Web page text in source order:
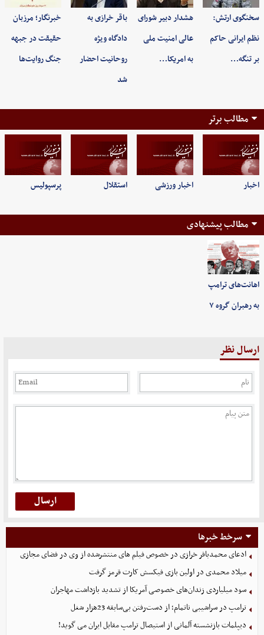
سخنگوی ارتش:
نظم ایرانی حاکم
بر تنگه…
هشدار دبیر شورای
عالی امنیت ملی
به امریکا…
باقر خرازی به
دادگاه ویژه
روحانیت احضار
شد
خبرنگار؛ مرزبان
حقیقت در جبهه
جنگ روایت‌ها
مطالب برتر
اخبار اخبار ورزشی استقلال پرسپولیس
مطالب پیشنهادی
اهانت‌های ترامپ
به رهبران گروه ۷
ارسال نظر
سرخط خبرها
ادعای محمدباقر خرازی در خصوص فیلم های منتشرشده از وی در فضای مجازی
میلاد محمدی در اولین بازی فیکسش کارت قرمز گرفت
سود میلیاردی زندان‌های خصوصی آمریکا از تشدید بازداشت مهاجران
ترامپ در سراشیبی ناتمام؛ از دست‌رفتن بی‌سابقه 23هزار شغل
دیپلمات بازنشسته آلمانی از استیصال ترامپ مقابل ایران می گوید!